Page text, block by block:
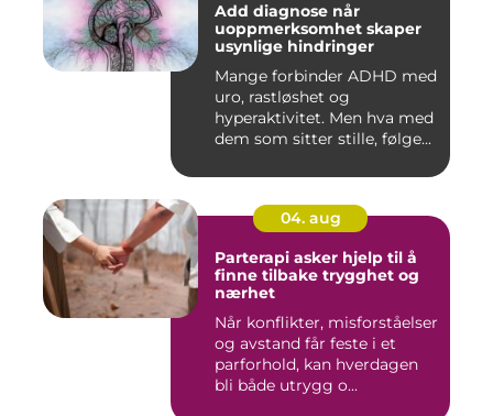
Add diagnose når
uoppmerksomhet skaper
usynlige hindringer
Mange forbinder ADHD med
uro, rastløshet og
hyperaktivitet. Men hva med
dem som sitter stille, følge...
04. aug
Parterapi asker hjelp til å
finne tilbake trygghet og
nærhet
Når konflikter, misforståelser
og avstand får feste i et
parforhold, kan hverdagen
bli både utrygg o...